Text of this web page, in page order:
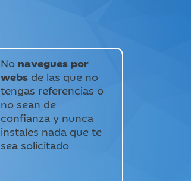
No navegues por
webs de las que no
tengas referencias o
no sean de
confianza y nunca
instales nada que te
sea solicitado